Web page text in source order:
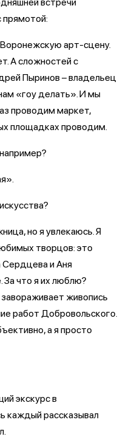
прямотой:
арт-сцену.
А сложностей с
Пыринов – владельец
«гоу делать». И мы
проводим маркет,
площадках проводим.
но я увлекаюсь. Я
творцов: это
и Аня
За что я их люблю?
живопись
работ Добровольского.
а я просто
экскурс в
каждый рассказывал